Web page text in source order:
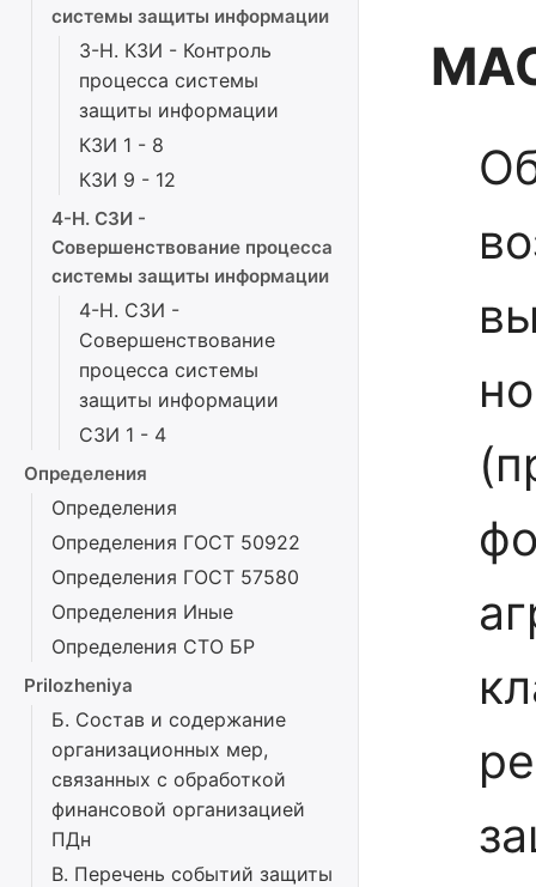
системы защиты информации
3-Н. КЗИ - Контроль
процесса системы
защиты информации
КЗИ 1 - 8
КЗИ 9 - 12
4-Н. СЗИ -
Совершенствование процесса
системы защиты информации
4-Н. СЗИ -
Совершенствование
процесса системы
защиты информации
СЗИ 1 - 4
Определения
Определения
Определения ГОСТ 50922
Определения ГОСТ 57580
Определения Иные
Определения СТО БР
Prilozheniya
Б. Состав и содержание
организационных мер,
связанных с обработкой
финансовой организацией
ПДн
В. Перечень событий защиты